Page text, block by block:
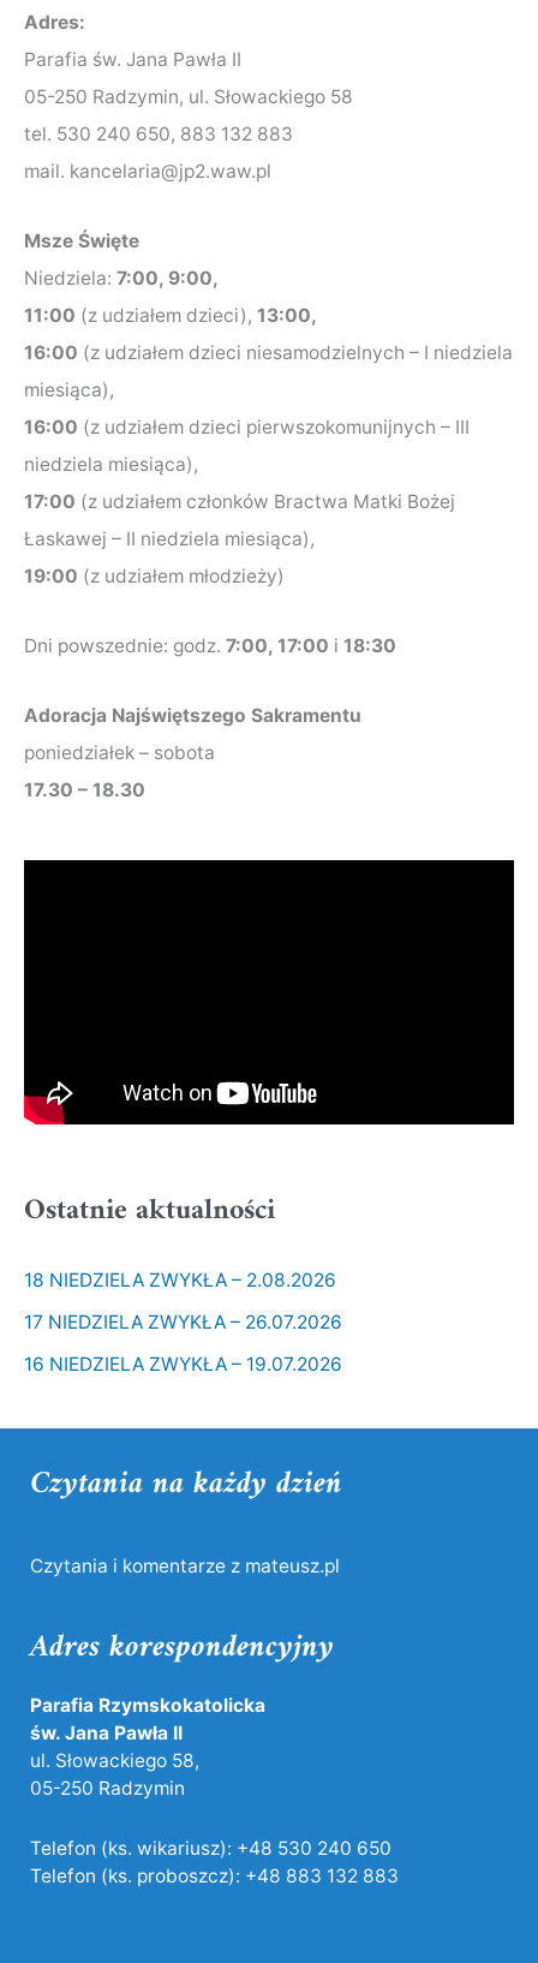
Adres:
Parafia św. Jana Pawła II
05-250 Radzymin, ul. Słowackiego 58
tel. 530 240 650, 883 132 883
mail. kancelaria@jp2.waw.pl
Msze Święte
Niedziela: 7:00, 9:00,
11:00 (z udziałem dzieci), 13:00,
16:00 (z udziałem dzieci niesamodzielnych – I niedziela
miesiąca),
16:00 (z udziałem dzieci pierwszokomunijnych – III
niedziela miesiąca),
17:00 (z udziałem członków Bractwa Matki Bożej
Łaskawej – II niedziela miesiąca),
19:00 (z udziałem młodzieży)
Dni powszednie: godz. 7:00, 17:00 i 18:30
Adoracja Najświętszego Sakramentu
poniedziałek – sobota
17.30 – 18.30
Ostatnie aktualności
18 NIEDZIELA ZWYKŁA – 2.08.2026
17 NIEDZIELA ZWYKŁA – 26.07.2026
16 NIEDZIELA ZWYKŁA – 19.07.2026
Czytania na każdy dzień
Czytania i komentarze z mateusz.pl
Adres korespondencyjny
Parafia Rzymskokatolicka
św. Jana Pawła II
ul. Słowackiego 58,
05-250 Radzymin
Telefon (ks. wikariusz): +48 530 240 650
Telefon (ks. proboszcz): +48 883 132 883